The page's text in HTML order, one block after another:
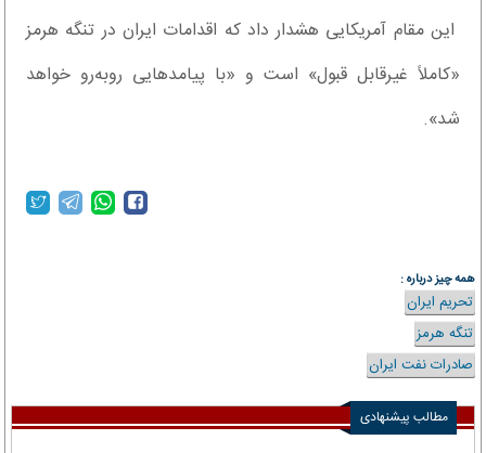
این مقام آمریکایی هشدار داد که اقدامات ایران در تنگه هرمز
«کاملاً غیرقابل قبول» است و «با پیامدهایی روبه‌رو خواهد
شد».
همه چیز درباره :
تحریم ایران
تنگه هرمز
صادرات نفت ایران
مطالب پیشنهادی